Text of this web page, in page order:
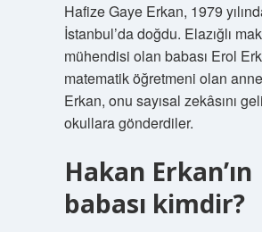
Hafize Gaye Erkan, 1979
İstanbul’da doğdu. Elazığlı
mühendisi olan babası Erol
matematik öğretmeni olan
Erkan, onu sayısal zekâsını
okullara gönderdiler.
Hakan Erkan’ın
babası kimdir?